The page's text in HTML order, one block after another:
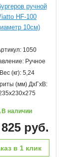
ручной
HF-100
10см)
1050
Ручное
Вес (кг): 5,24
(мм) ДхГхВ:
В наличии
руб.
в 1 клик